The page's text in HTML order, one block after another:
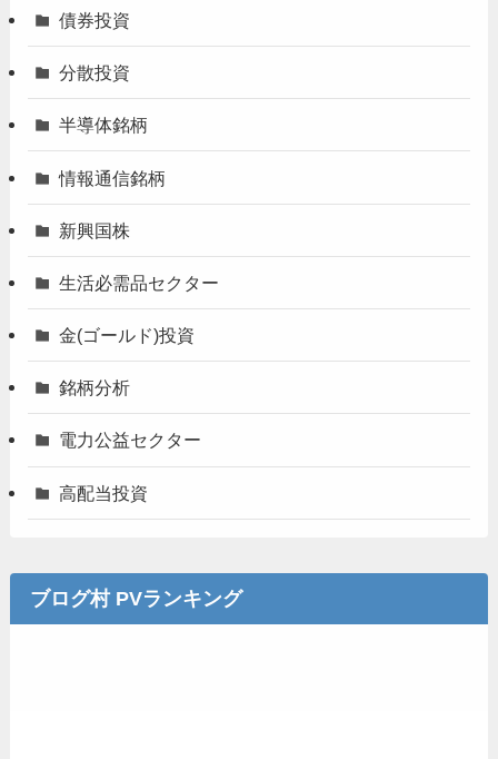
債券投資
分散投資
半導体銘柄
情報通信銘柄
新興国株
生活必需品セクター
金(ゴールド)投資
銘柄分析
電力公益セクター
高配当投資
ブログ村 PVランキング